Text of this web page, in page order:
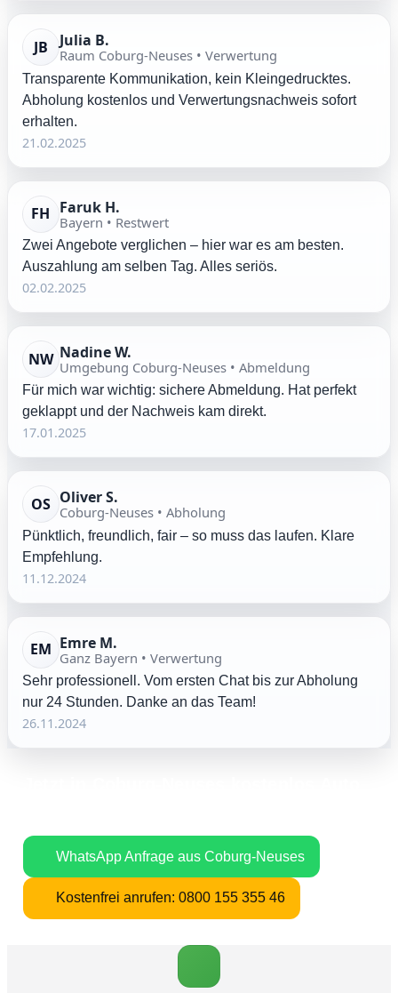
JB Julia B.
Raum Coburg-Neuses • Verwertung
Transparente Kommunikation, kein Kleingedrucktes.
Abholung kostenlos und Verwertungsnachweis sofort
erhalten.
21.02.2025
FH Faruk H.
Bayern • Restwert
Zwei Angebote verglichen – hier war es am besten.
Auszahlung am selben Tag. Alles seriös.
02.02.2025
NW Nadine W.
Umgebung Coburg-Neuses • Abmeldung
Für mich war wichtig: sichere Abmeldung. Hat perfekt
geklappt und der Nachweis kam direkt.
17.01.2025
OS Oliver S.
Coburg-Neuses • Abholung
Pünktlich, freundlich, fair – so muss das laufen. Klare
Empfehlung.
11.12.2024
EM Emre M.
Ganz Bayern • Verwertung
Sehr professionell. Vom ersten Chat bis zur Abholung
nur 24 Stunden. Danke an das Team!
26.11.2024
WhatsApp Anfrage aus Coburg-Neuses
Kostenfrei anrufen: 0800 155 355 46